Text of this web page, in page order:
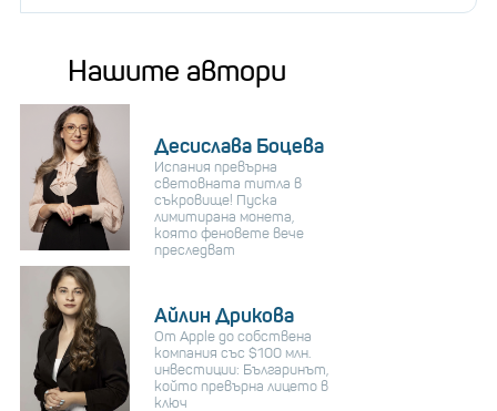
Нашите автори
Десислава Боцева
Испания превърна
световната титла в
съкровище! Пуска
лимитирана монета,
която феновете вече
преследват
Айлин Дрикова
От Apple до собствена
компания със $100 млн.
инвестиции: Българинът,
който превърна лицето в
ключ